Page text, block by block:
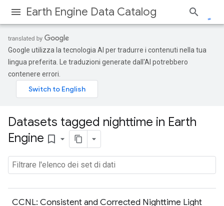
Earth Engine Data Catalog
Google utilizza la tecnologia AI per tradurre i contenuti nella tua
lingua preferita. Le traduzioni generate dall'AI potrebbero
contenere errori.
Datasets tagged nighttime in Earth
Engine bookmark_border
CCNL: Consistent and Corrected Nighttime Light